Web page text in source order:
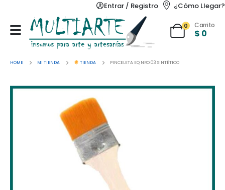
Entrar / Registro ¿Cómo Llegar?
0 Carrito
$ 0
HOME MI TIENDA TIENDA PINCELETA EQ NRO 03 SINTÉTICO